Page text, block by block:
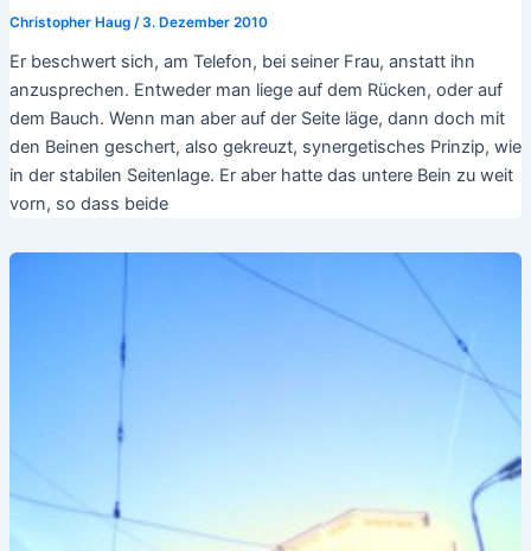
Christopher Haug /3. Dezember 2010
Er beschwert sich, am Telefon, bei seiner Frau, anstatt ihn
anzusprechen. Entweder man liege auf dem Rücken, oder auf
dem Bauch. Wenn man aber auf der Seite läge, dann doch mit
den Beinen geschert, also gekreuzt, synergetisches Prinzip, wie
in der stabilen Seitenlage. Er aber hatte das untere Bein zu weit
vorn, so dass beide